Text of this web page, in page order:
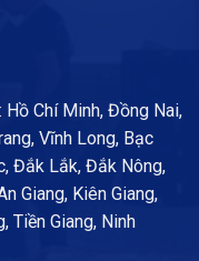
Chí Minh, Đồng Nai,
Vĩnh Long, Bạc
Đắk Lắk, Đắk Nông,
Giang, Kiên Giang,
Tiền Giang, Ninh